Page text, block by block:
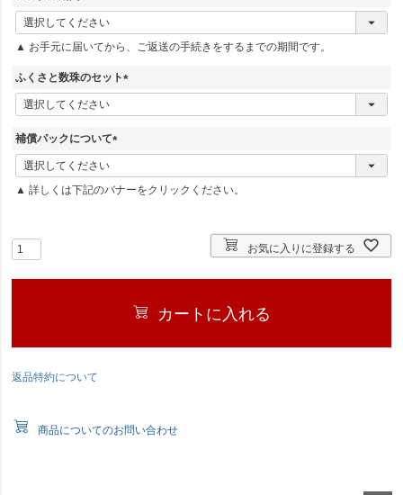
(
必
須
▲ お手元に届いてから、ご返送の手続きをするまでの期間です。
ふくさと数珠のセット
(
必
補償パックについて
(
必
須
▲ 詳しくは下記のバナーをクリックください。
お気に入りに登録する
カートに入れる
返品特約について
商品についてのお問い合わせ